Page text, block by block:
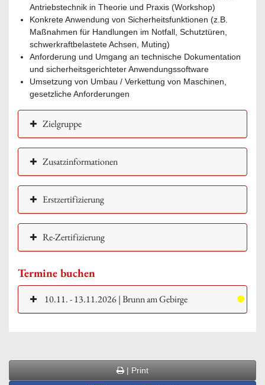
Antriebstechnik in Theorie und Praxis (Workshop)
Konkrete Anwendung von Sicherheitsfunktionen (z.B.
Maßnahmen für Handlungen im Notfall, Schutztüren,
schwerkraftbelastete Achsen, Muting)
Anforderung und Umgang an technische Dokumentation
und sicherheitsgerichteter Anwendungssoftware
Umsetzung von Umbau / Verkettung von Maschinen,
gesetzliche Anforderungen
Zielgruppe
Zusatzinformationen
Erstzertifizierung
Re-Zertifizierung
Termine buchen
10.11. - 13.11.2026 | Brunn am Gebirge
| Print